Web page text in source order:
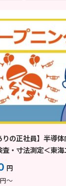
りの正社員】半導
・寸法測定＜東
円
～